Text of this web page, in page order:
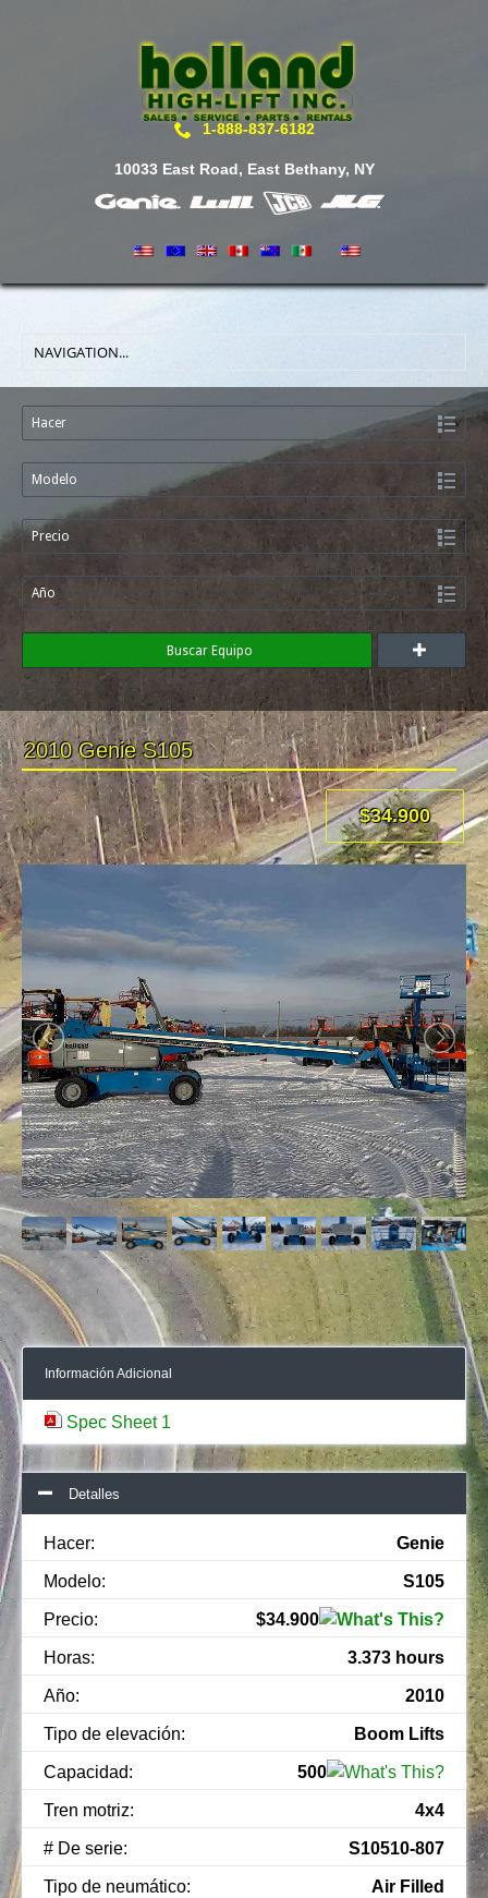
1-888-837-6182
10033 East Road, East Bethany, NY
Hacer
Modelo
Precio
Año
Buscar Equipo
2010 Genie S105
$34.900
Información Adicional
Spec Sheet 1
Detalles
Hacer: Genie
Modelo: S105
Precio: $34.900
Horas: 3.373 hours
Año: 2010
Tipo de elevación: Boom Lifts
Capacidad: 500
Tren motriz: 4x4
# De serie: S10510-807
Tipo de neumático: Air Filled